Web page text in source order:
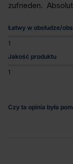
zufrieden.
Łatwy w obsłudze/
1
Jakość produktu
1
Czy ta opinia była